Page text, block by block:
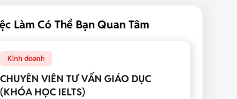
Làm Có Thể Bạn Quan Tâm
Kinh doanh
CHUYÊN VIÊN TƯ VẤN GIÁO DỤC
(KHÓA HỌC IELTS)